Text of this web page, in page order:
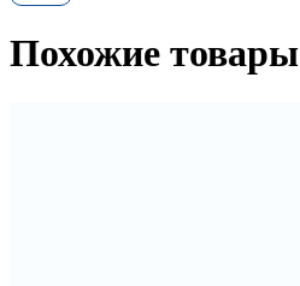
in(LFF)
7.2K
Похожие товары